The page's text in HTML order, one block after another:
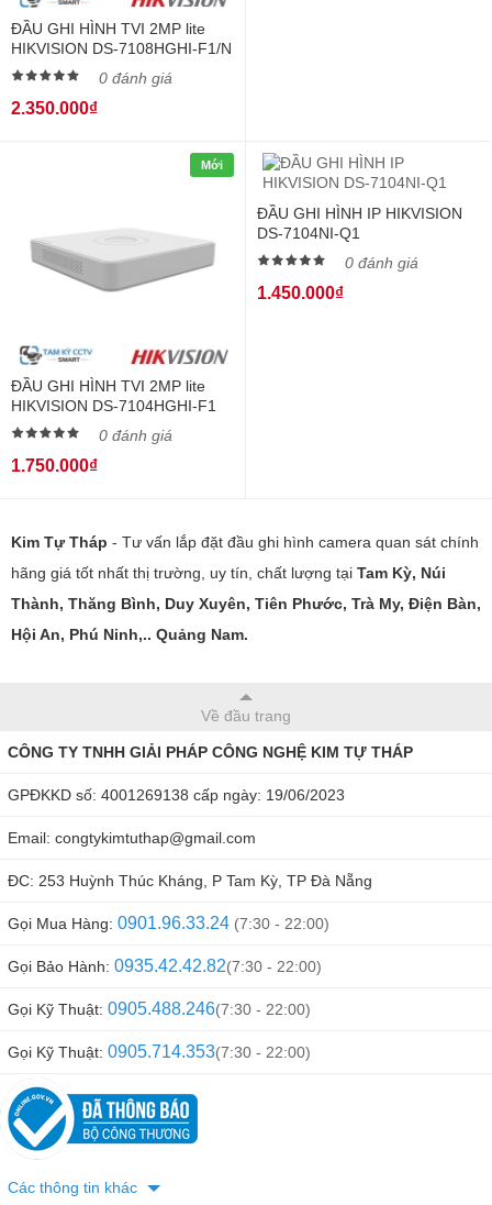
ĐẦU GHI HÌNH TVI 2MP lite
HIKVISION DS-7108HGHI-F1/N
0 đánh giá
2.350.000₫
ĐẦU GHI HÌNH TVI 2MP lite
HIKVISION DS-7104HGHI-F1
0 đánh giá
1.750.000₫
Mới
ĐẦU GHI HÌNH IP HIKVISION
DS-7104NI-Q1
0 đánh giá
1.450.000₫
Kim Tự Tháp - Tư vấn lắp đặt đầu ghi hình camera quan sát chính
hãng giá tốt nhất thị trường, uy tín, chất lượng tại Tam Kỳ, Núi
Thành, Thăng Bình, Duy Xuyên, Tiên Phước, Trà My, Điện Bàn,
Hội An, Phú Ninh,.. Quảng Nam.
Về đầu trang
CÔNG TY TNHH GIẢI PHÁP CÔNG NGHỆ KIM TỰ THÁP
GPĐKKD số: 4001269138 cấp ngày: 19/06/2023
Email: congtykimtuthap@gmail.com
ĐC: 253 Huỳnh Thúc Kháng, P Tam Kỳ, TP Đà Nẵng
Gọi Mua Hàng: 0901.96.33.24 (7:30 - 22:00)
Gọi Bảo Hành: 0935.42.42.82(7:30 - 22:00)
Gọi Kỹ Thuật: 0905.488.246(7:30 - 22:00)
Gọi Kỹ Thuật: 0905.714.353(7:30 - 22:00)
Các thông tin khác